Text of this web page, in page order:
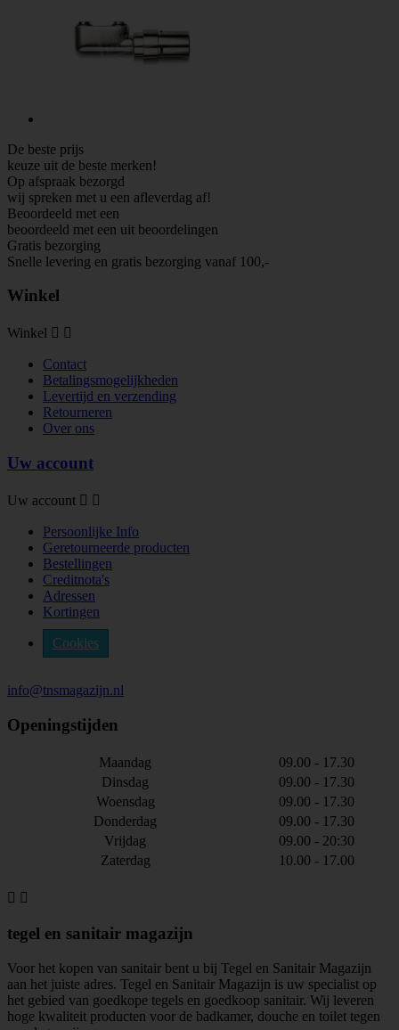
De beste prijs
keuze uit de beste merken!
Op afspraak bezorgd
wij spreken met u een afleverdag af!
Beoordeeld met een
beoordeeld met een uit beoordelingen
Gratis bezorging
Snelle levering en gratis bezorging vanaf 100,-
Winkel
Winkel  
Contact
Betalingsmogelijkheden
Levertijd en verzending
Retourneren
Over ons
Uw account
Uw account  
Persoonlijke Info
Geretourneerde producten
Bestellingen
Creditnota's
Adressen
Kortingen
Cookies
info@tnsmagazijn.nl
Openingstijden
Maandag
09.00 - 17.30
Dinsdag
09.00 - 17.30
Woensdag
09.00 - 17.30
Donderdag
09.00 - 17.30
Vrijdag
09.00 - 20:30
Zaterdag
10.00 - 17.00
 
tegel en sanitair magazijn
Voor het kopen van sanitair bent u bij Tegel en Sanitair Magazijn
aan het juiste adres. Tegel en Sanitair Magazijn is uw specialist op
het gebied van goedkope tegels en goedkoop sanitair. Wij leveren
hoge kwaliteit producten voor de badkamer, douche en toilet tegen